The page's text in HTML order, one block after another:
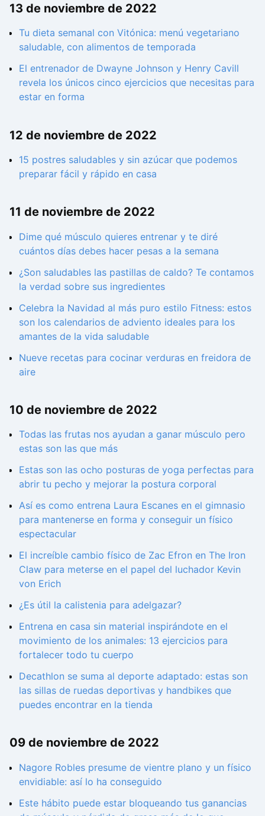
13 de noviembre de 2022
Tu dieta semanal con Vitónica: menú vegetariano
saludable, con alimentos de temporada
El entrenador de Dwayne Johnson y Henry Cavill
revela los únicos cinco ejercicios que necesitas para
estar en forma
12 de noviembre de 2022
15 postres saludables y sin azúcar que podemos
preparar fácil y rápido en casa
11 de noviembre de 2022
Dime qué músculo quieres entrenar y te diré
cuántos días debes hacer pesas a la semana
¿Son saludables las pastillas de caldo? Te contamos
la verdad sobre sus ingredientes
Celebra la Navidad al más puro estilo Fitness: estos
son los calendarios de adviento ideales para los
amantes de la vida saludable
Nueve recetas para cocinar verduras en freidora de
aire
10 de noviembre de 2022
Todas las frutas nos ayudan a ganar músculo pero
estas son las que más
Estas son las ocho posturas de yoga perfectas para
abrir tu pecho y mejorar la postura corporal
Así es como entrena Laura Escanes en el gimnasio
para mantenerse en forma y conseguir un físico
espectacular
El increíble cambio físico de Zac Efron en The Iron
Claw para meterse en el papel del luchador Kevin
von Erich
¿Es útil la calistenia para adelgazar?
Entrena en casa sin material inspirándote en el
movimiento de los animales: 13 ejercicios para
fortalecer todo tu cuerpo
Decathlon se suma al deporte adaptado: estas son
las sillas de ruedas deportivas y handbikes que
puedes encontrar en la tienda
09 de noviembre de 2022
Nagore Robles presume de vientre plano y un físico
envidiable: así lo ha conseguido
Este hábito puede estar bloqueando tus ganancias